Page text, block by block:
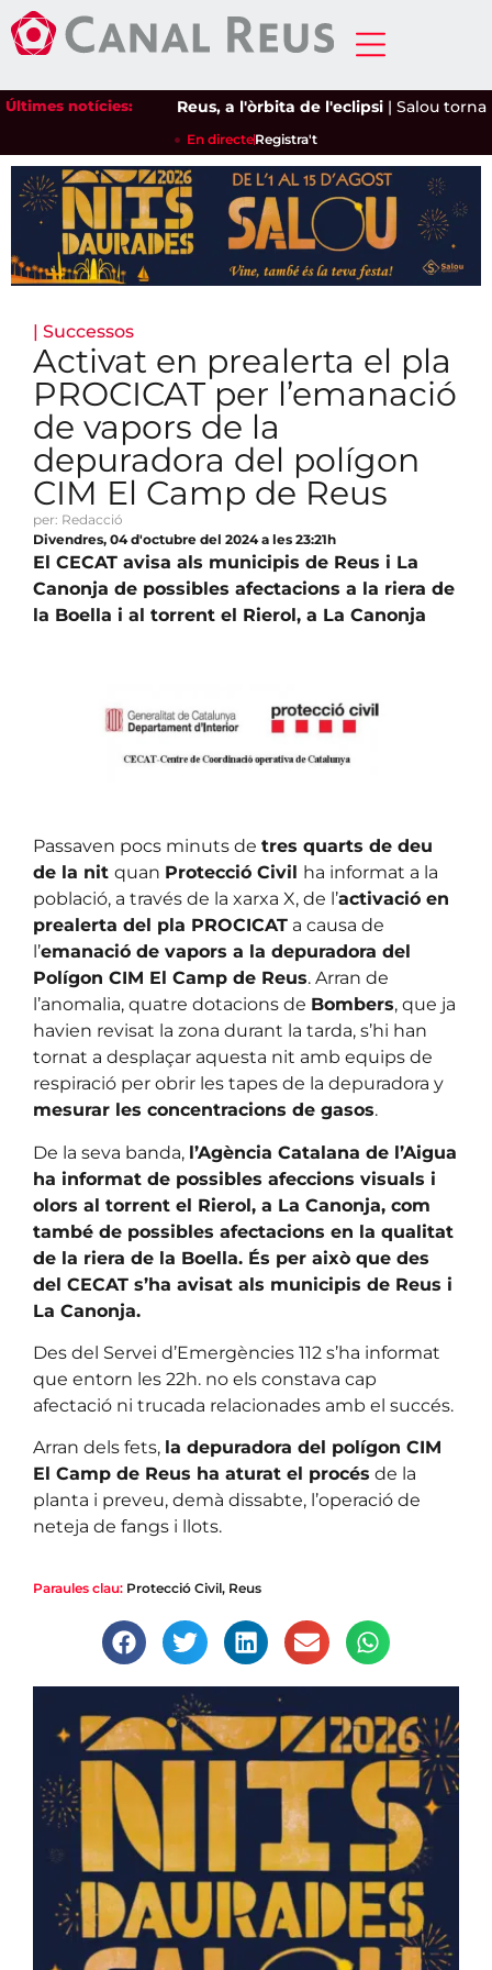
Últimes notícies: Reus, a l'òrbita de l'eclipsi|Salou torna a
En directeRegistra't
| Successos
Activat en prealerta el pla
PROCICAT per l’emanació
de vapors de la
depuradora del polígon
CIM El Camp de Reus
per: Redacció
Divendres, 04 d'octubre del 2024 a les 23:21h
El CECAT avisa als municipis de Reus i La
Canonja de possibles afectacions a la riera de
la Boella i al torrent el Rierol, a La Canonja
Passaven pocs minuts de tres quarts de deu
de la nit quan Protecció Civil ha informat a la
població, a través de la xarxa X, de l’activació en
prealerta del pla PROCICAT a causa de
l’emanació de vapors a la depuradora del
Polígon CIM El Camp de Reus. Arran de
l’anomalia, quatre dotacions de Bombers, que ja
havien revisat la zona durant la tarda, s’hi han
tornat a desplaçar aquesta nit amb equips de
respiració per obrir les tapes de la depuradora y
mesurar les concentracions de gasos.
De la seva banda, l’Agència Catalana de l’Aigua
ha informat de possibles afeccions visuals i
olors al torrent el Rierol, a La Canonja, com
també de possibles afectacions en la qualitat
de la riera de la Boella. És per això que des
del CECAT s’ha avisat als municipis de Reus i
La Canonja.
Des del Servei d’Emergències 112 s’ha informat
que entorn les 22h. no els constava cap
afectació ni trucada relacionades amb el succés.
Arran dels fets, la depuradora del polígon CIM
El Camp de Reus ha aturat el procés de la
planta i preveu, demà dissabte, l’operació de
neteja de fangs i llots.
Paraules clau: Protecció Civil, Reus